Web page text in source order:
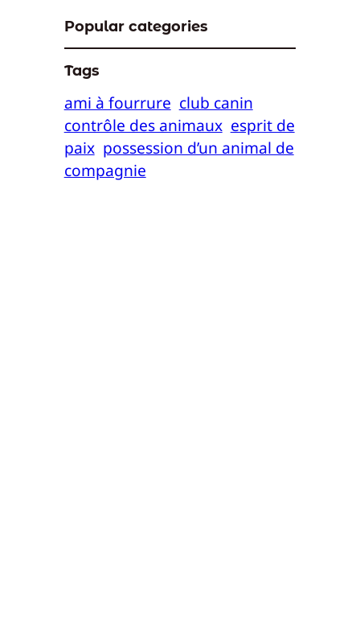
Popular categories
Tags
ami à fourrure club canin
contrôle des animaux esprit de
paix possession d’un animal de
compagnie